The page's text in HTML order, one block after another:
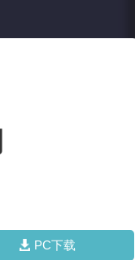
PC下载